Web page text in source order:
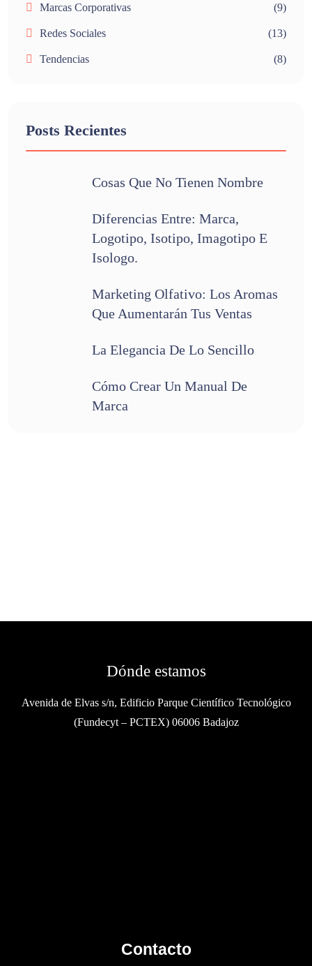
Marcas Corporativas (9)
Redes Sociales (13)
Tendencias (8)
Posts Recientes
Cosas Que No Tienen Nombre
Diferencias Entre: Marca,
Logotipo, Isotipo, Imagotipo E
Isologo.
Marketing Olfativo: Los Aromas
Que Aumentarán Tus Ventas
La Elegancia De Lo Sencillo
Cómo Crear Un Manual De
Marca
Dónde estamos
Avenida de Elvas s/n, Edificio Parque Científico Tecnológico
(Fundecyt – PCTEX) 06006 Badajoz
Contacto